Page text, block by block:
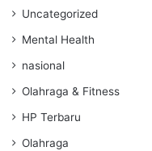
Uncategorized
Mental Health
nasional
Olahraga & Fitness
HP Terbaru
Olahraga